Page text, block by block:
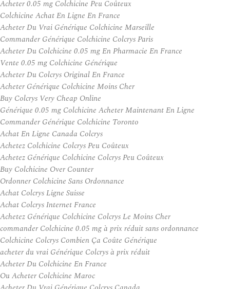
Acheter 0.05 mg Colchicine Peu Coûteux
Colchicine Achat En Ligne En France
Acheter Du Vrai Générique Colchicine Marseille
Commander Générique Colchicine Colcrys Paris
Acheter Du Colchicine 0.05 mg En Pharmacie En France
Vente 0.05 mg Colchicine Générique
Acheter Du Colcrys Original En France
Acheter Générique Colchicine Moins Cher
Buy Colcrys Very Cheap Online
Générique 0.05 mg Colchicine Acheter Maintenant En Ligne
Commander Générique Colchicine Toronto
Achat En Ligne Canada Colcrys
Achetez Colchicine Colcrys Peu Coûteux
Achetez Générique Colchicine Colcrys Peu Coûteux
Buy Colchicine Over Counter
Ordonner Colchicine Sans Ordonnance
Achat Colcrys Ligne Suisse
Achat Colcrys Internet France
Achetez Générique Colchicine Colcrys Le Moins Cher
commander Colchicine 0.05 mg à prix réduit sans ordonnance
Colchicine Colcrys Combien Ça Coûte Générique
acheter du vrai Générique Colcrys à prix réduit
Acheter Du Colchicine En France
Ou Acheter Colchicine Maroc